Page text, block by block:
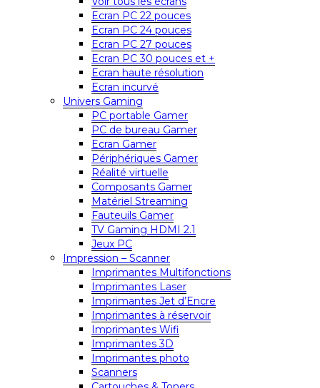
Ecran PC 22 pouces
Ecran PC 24 pouces
Ecran PC 27 pouces
Ecran PC 30 pouces et +
Ecran haute résolution
Ecran incurvé
Univers Gaming
PC portable Gamer
PC de bureau Gamer
Ecran Gamer
Périphériques Gamer
Réalité virtuelle
Composants Gamer
Matériel Streaming
Fauteuils Gamer
TV Gaming HDMI 2.1
Jeux PC
Impression – Scanner
Imprimantes Multifonctions
Imprimantes Laser
Imprimantes Jet d’Encre
Imprimantes à réservoir
Imprimantes Wifi
Imprimantes 3D
Imprimantes photo
Scanners